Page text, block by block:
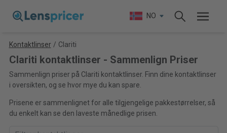
NO
Kontaktlinser / Clariti
Clariti kontaktlinser - Sammenlign Priser
Sammenlign priser på Clariti kontaktlinser. Finn dine kontaktlinser
i oversikten, og se hvor mye du kan spare.
Prisene er sammenlignet for alle tilgjengelige pakkestørrelser, så
du enkelt kan se den laveste månedlige prisen.